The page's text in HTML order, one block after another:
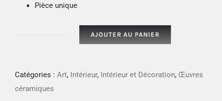
Pièce unique
AJOUTER AU PANIER
Catégories : Art, Intérieur, Intérieur et Décoration, Œuvres
céramiques